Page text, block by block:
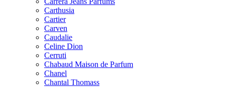
Carthusia
Cartier
Carven
Caudalie
Celine Dion
Cerruti
Chabaud Maison de Parfum
Chanel
Chantal Thomass